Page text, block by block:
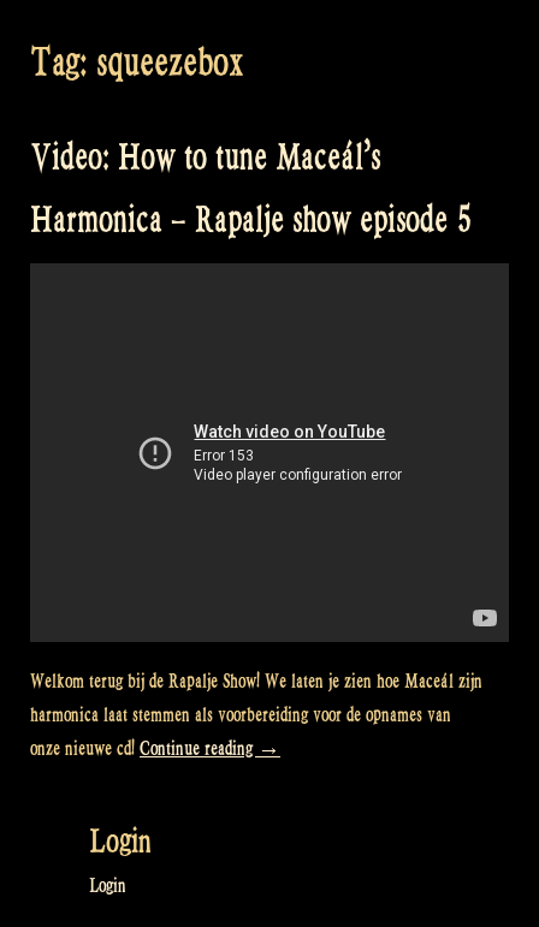
Tag: squeezebox
Video: How to tune Maceál’s
Harmonica – Rapalje show episode 5
Welkom terug bij de Rapalje Show! We laten je zien hoe Maceál zijn
harmonica laat stemmen als voorbereiding voor de opnames van
onze nieuwe cd! Continue reading “Video:
→
Login
Login